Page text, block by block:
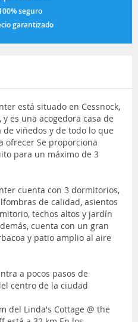
seguro
garantizado
está situado en Cessnock,
es una acogedora casa de
de viñedos y de todo lo que
ofrecer Se proporciona
para un máximo de 3
cuenta con 3 dormitorios,
de calidad, asientos
techos altos y jardín
cuenta con un gran
y patio amplio al aire
a pocos pasos de
centro de la ciudad
del Linda's Cottage @ the